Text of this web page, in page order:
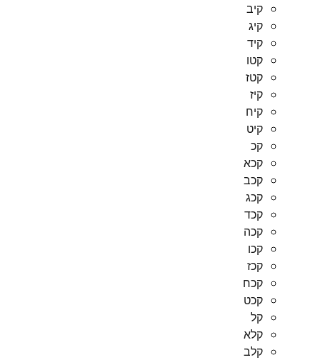
קיב
קיג
קיד
קטו
קטז
קיז
קיח
קיט
קכ
קכא
קכב
קכג
קכד
קכה
קכו
קכז
קכח
קכט
קל
קלא
קלב